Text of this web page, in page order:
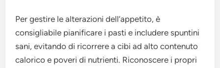
Per gestire le alterazioni dell’appetito, è
consigliabile pianificare i pasti e includere spuntini
sani, evitando di ricorrere a cibi ad alto contenuto
calorico e poveri di nutrienti. Riconoscere i propri